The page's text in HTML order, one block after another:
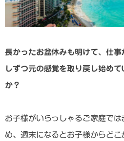
長かったお盆休みも明けて、仕
しずつ元の感覚を取り戻し始め
か？
お子様がいらっしゃるご家庭で
め、週末になるとお子様からど